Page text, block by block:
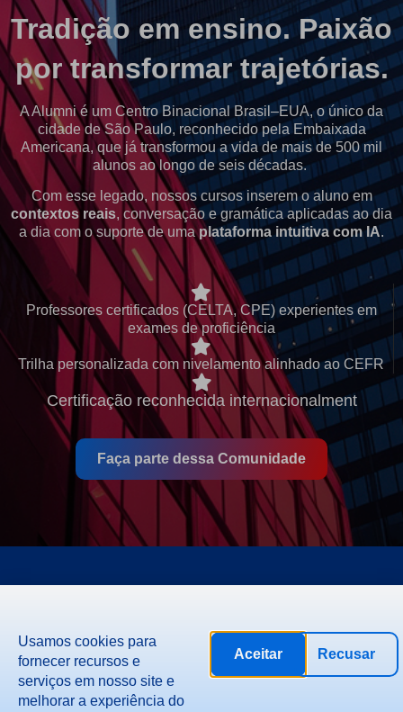
Tradição em ensino. Paixão
por transformar trajetórias.
A Alumni é um Centro Binacional Brasil–EUA, o único da
cidade de São Paulo, reconhecido pela Embaixada
Americana, que já transformou a vida de mais de 500 mil
alunos ao longo de seis décadas.
Com esse legado, nossos cursos inserem o aluno em
contextos reais, conversação e gramática aplicadas ao dia
a dia com o suporte de umaplataforma intuitiva com IA.
Professores certificados (CELTA, CPE) experientes em
exames de proficiência
Trilha personalizada com nivelamento alinhado ao CEFR
Certificação reconhecida internacionalment
Faça parte dessa Comunidade
Usamos cookies para
fornecer recursos e
serviços em nosso site e
melhorar a experiência do
Aceitar Recusar